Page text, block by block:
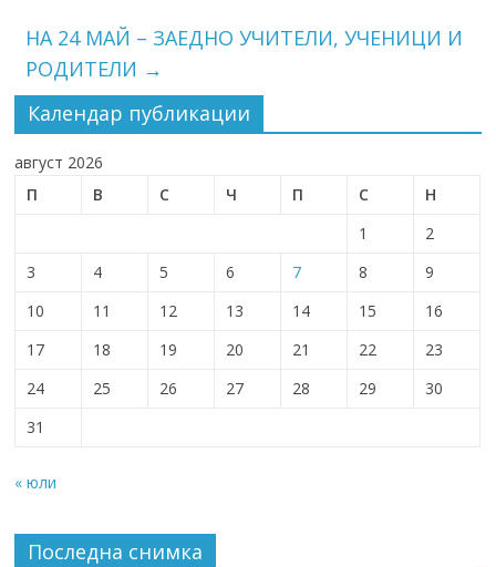
НА 24 МАЙ – ЗАЕДНО УЧИТЕЛИ, УЧЕНИЦИ И
РОДИТЕЛИ →
Календар публикации
август 2026
П
В С Ч П С
Н
1
2
3
4 5 6 7 8
9
10
11 12 13 14 15
16
17
18 19 20 21 22
23
24
25 26 27 28 29
30
31
« юли
Последна снимка